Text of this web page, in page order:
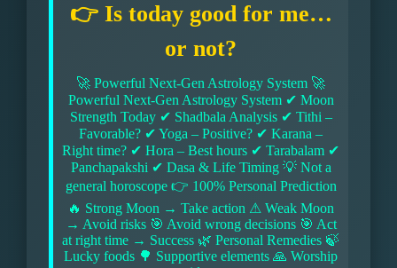
👉 Is today good for me…
or not?
🚀 Powerful Next-Gen Astrology System 🚀
Powerful Next-Gen Astrology System ✔ Moon
Strength Today ✔ Shadbala Analysis ✔ Tithi –
Favorable? ✔ Yoga – Positive? ✔ Karana –
Right time? ✔ Hora – Best hours ✔ Tarabalam ✔
Panchapakshi ✔ Dasa & Life Timing 💡 Not a
general horoscope 👉 100% Personal Prediction
🔥 Strong Moon → Take action ⚠ Weak Moon
→ Avoid risks 🎯 Avoid wrong decisions 🎯 Act
at right time → Success 🌿 Personal Remedies 🍃
Lucky foods 🌳 Supportive elements 🙏 Worship